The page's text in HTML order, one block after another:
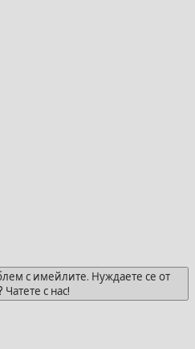
с имейлите. Нуждаете се от
с нас!